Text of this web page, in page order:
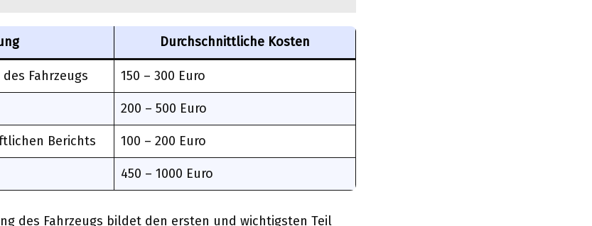
Durchschnittliche Kosten
Fahrzeugs 150 – 300 Euro
200 – 500 Euro
Berichts 100 – 200 Euro
450 – 1000 Euro
des Fahrzeugs bildet den ersten und wichtigsten Teil